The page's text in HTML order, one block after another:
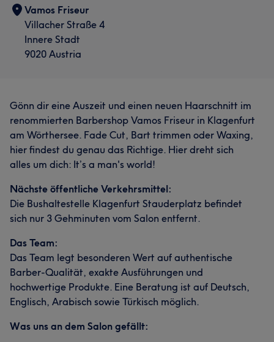
Vamos Friseur
Villacher Straße 4
Innere Stadt
9020 Austria
Gönn dir eine Auszeit und einen neuen Haarschnitt im
renommierten Barbershop Vamos Friseur in Klagenfurt
am Wörthersee. Fade Cut, Bart trimmen oder Waxing,
hier findest du genau das Richtige. Hier dreht sich
alles um dich: It’s a man's world!
Nächste öffentliche Verkehrsmittel:
Die Bushaltestelle Klagenfurt Stauderplatz befindet
sich nur 3 Gehminuten vom Salon entfernt.
Das Team:
Das Team legt besonderen Wert auf authentische
Barber-Qualität, exakte Ausführungen und
hochwertige Produkte. Eine Beratung ist auf Deutsch,
Englisch, Arabisch sowie Türkisch möglich.
Was uns an dem Salon gefällt: